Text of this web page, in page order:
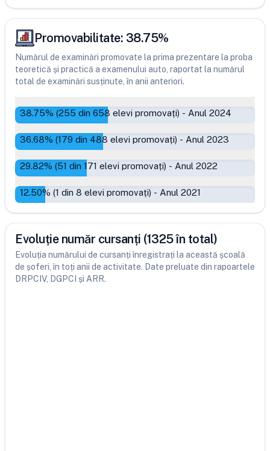
Promovabilitate: 38.75%
Numărul de examinări promovate la prima prezentare la proba
teoretică și practică a examenului auto, raportat la numărul
total de examinări susținute, în anii anteriori.
38.75% (255 din 658 elevi promovați) - Anul 2024
36.68% (179 din 488 elevi promovați) - Anul 2023
29.82% (51 din 171 elevi promovați) - Anul 2022
12.50% (1 din 8 elevi promovați) - Anul 2021
Evoluție număr cursanți (1325 în total)
Evoluția numărului de cursanți înregistrați la această școală
de șoferi, în toți anii de activitate. Date preluate din rapoartele
DRPCIV, DGPCI și ARR.